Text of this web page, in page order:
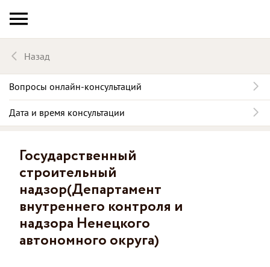
Назад
Вопросы онлайн-консультаций
Дата и время консультации
Государственный
строительный
надзор(Департамент
внутреннего контроля и
надзора Ненецкого
автономного округа)